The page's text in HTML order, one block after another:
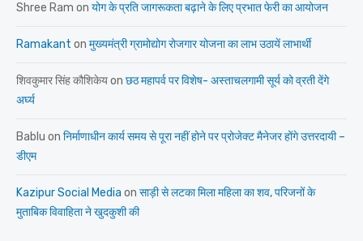
Shree Ram on योग के प्रति जागरूकता बढ़ाने के लिए प्रभात फेरी का आयोजन
Ramakant on मुख्यमंत्री ग्रामोद्योग रोजगार योजना का लाभ उठायें लाभार्थी
शिवकुमार सिंह कौशिकेयon छठ महापर्व पर विशेष- अस्ताचलगामी सूर्य को व्रती देंगे
अर्घ्य
Bablu on निर्माणाधीन कार्य समय से पूरा नहीं होने पर प्रोजेक्ट मैनेजर होंगे उत्तरदायी –
डीएम
Kazipur Social Media on साड़ी से लटका मिला महिला का शव, परिजनों के
मुताबिक विवाहिता ने खुदकुशी की